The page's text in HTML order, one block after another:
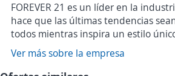
FOREVER 21 es un líder en la
hace que las últimas tendencias
todos mientras inspira un estilo
Ver más sobre la empresa